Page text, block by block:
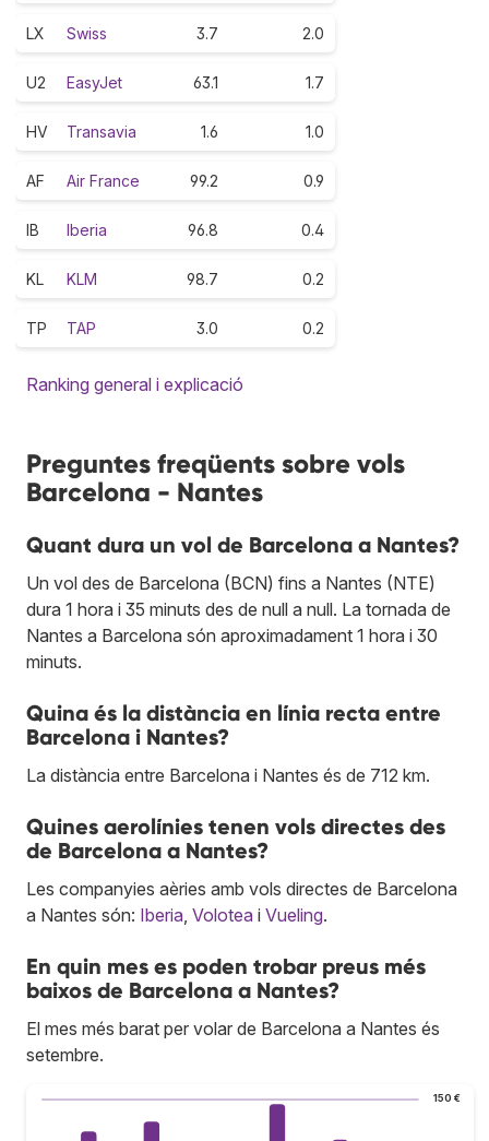
LX Swiss 3.7 2.0
U2 EasyJet 63.1 1.7
HV Transavia 1.6 1.0
AF Air France 99.2 0.9
IB Iberia 96.8 0.4
KL KLM 98.7 0.2
TP TAP 3.0 0.2
Ranking general i explicació
Preguntes freqüents sobre vols
Barcelona - Nantes
Quant dura un vol de Barcelona a Nantes?
Un vol des de Barcelona (BCN) fins a Nantes (NTE)
dura 1 hora i 35 minuts des de null a null. La tornada de
Nantes a Barcelona són aproximadament 1 hora i 30
minuts.
Quina és la distància en línia recta entre
Barcelona i Nantes?
La distància entre Barcelona i Nantes és de 712 km.
Quines aerolínies tenen vols directes des
de Barcelona a Nantes?
Les companyies aèries amb vols directes de Barcelona
a Nantes són: Iberia Volotea i Vueling.
En quin mes es poden trobar preus més
baixos de Barcelona a Nantes?
El mes més barat per volar de Barcelona a Nantes és
setembre.
150 €